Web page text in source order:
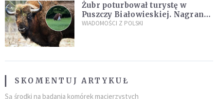
Żubr poturbował turystę w
Puszczy Białowieskiej. Nagranie
daje do myślenia
WIADOMOŚCI Z POLSKI
SKOMENTUJ ARTYKUŁ
Są środki na badania komórek macierzystych